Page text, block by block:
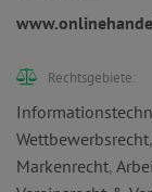
Rechtsgebiete:
Wettbewerbsrecht,
Markenrecht,